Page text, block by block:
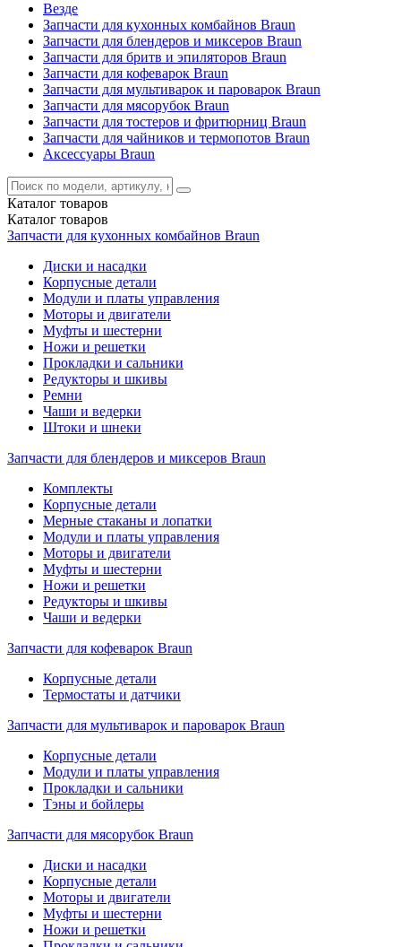
Везде
Запчасти для кухонных комбайнов Braun
Запчасти для блендеров и миксеров Braun
Запчасти для бритв и эпиляторов Braun
Запчасти для кофеварок Braun
Запчасти для мультиварок и пароварок Braun
Запчасти для мясорубок Braun
Запчасти для тостеров и фритюрниц Braun
Запчасти для чайников и термопотов Braun
Аксессуары Braun
Каталог товаров
Каталог товаров
Запчасти для кухонных комбайнов Braun
Диски и насадки
Корпусные детали
Модули и платы управления
Моторы и двигатели
Муфты и шестерни
Ножи и решетки
Прокладки и сальники
Редукторы и шкивы
Ремни
Чаши и ведерки
Штоки и шнеки
Запчасти для блендеров и миксеров Braun
Комплекты
Корпусные детали
Мерные стаканы и лопатки
Модули и платы управления
Моторы и двигатели
Муфты и шестерни
Ножи и решетки
Редукторы и шкивы
Чаши и ведерки
Запчасти для кофеварок Braun
Корпусные детали
Термостаты и датчики
Запчасти для мультиварок и пароварок Braun
Корпусные детали
Модули и платы управления
Прокладки и сальники
Тэны и бойлеры
Запчасти для мясорубок Braun
Диски и насадки
Корпусные детали
Моторы и двигатели
Муфты и шестерни
Ножи и решетки